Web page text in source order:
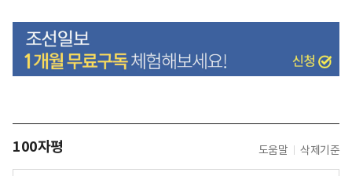
100자평 도움말 삭제기준